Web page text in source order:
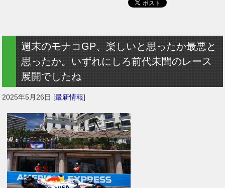
週末のモナコGP、楽しいと思ったか最悪と
思ったか。いずれにしろ前代未聞のレース
展開でしたね
2025年5月26日 [最新情報]